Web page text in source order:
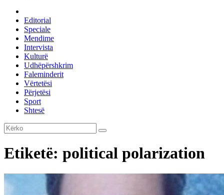
Editorial
Speciale
Mendime
Intervista
Kulturë
Udhëpërshkrim
Faleminderit
Vërtetësi
Përjetësi
Sport
Shtesë
Etiketë: political polarization